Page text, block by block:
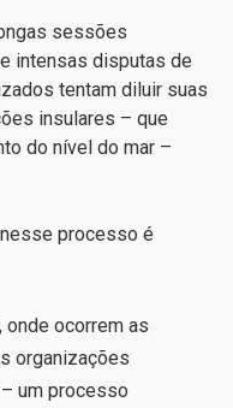
sessões
intensas disputas de
tentam diluir suas
insulares – que
do nível do mar –
processo é
, onde ocorrem as
organizações
um processo